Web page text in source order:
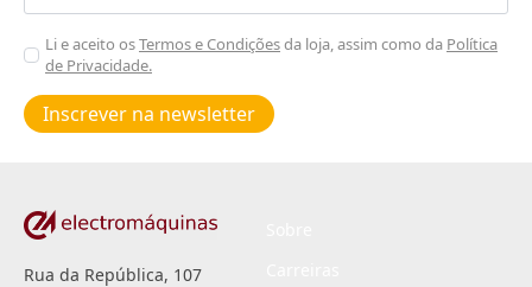
Aceitar
Poiticas
de
privacidade
Li e aceito osTermos e Condiçõesda loja, assim como da Política
de Privacidade.
Inscrever na newsletter
Rua da República, 107